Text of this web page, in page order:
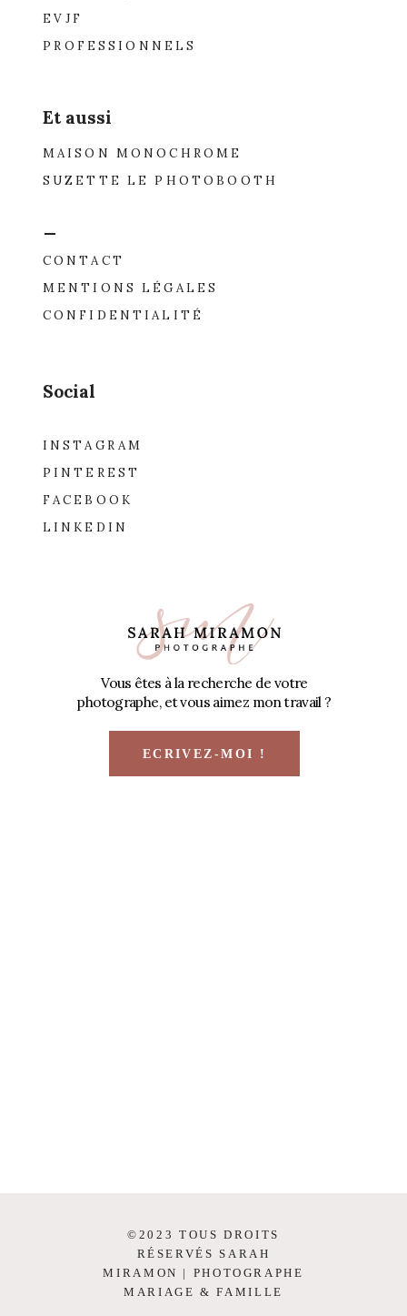
EVJF
PROFESSIONNELS
Social
INSTAGRAM
PINTEREST
FACEBOOK
LINKEDIN
CONTACT
MENTIONS LÉGALES
CONFIDENTIALITÉ
Et aussi
MAISON MONOCHROME
SUZETTE LE PHOTOBOOTH
ECRIVEZ-MOI !
Vous êtes à la recherche de votre
photographe, et vous aimez mon travail ?
©2023 TOUS DROITS
RÉSERVÉS SARAH
MIRAMON | PHOTOGRAPHE
MARIAGE & FAMILLE